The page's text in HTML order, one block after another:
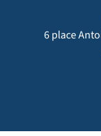
6 place